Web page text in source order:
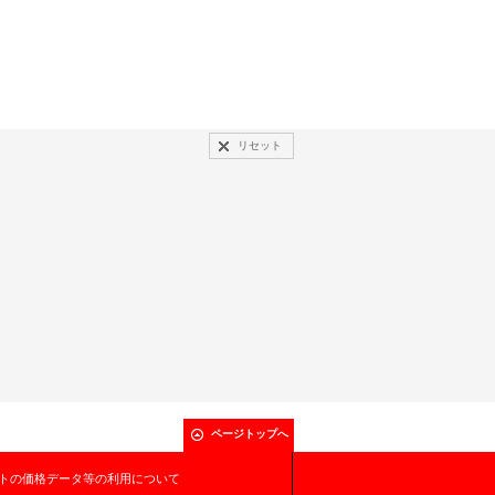
リセット
ページトップへ
の価格データ等の利用について